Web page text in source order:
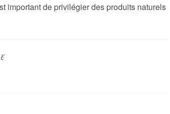
important de privilégier des produits naturels